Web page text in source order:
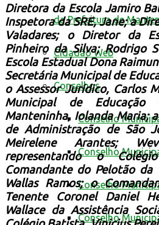
da Prefeitura de
Cidadão Web
Conselhos
Conselho
Conselho
Conselho
Conselho
Diretora da Escola Jamiro
Inspetora da SRE, Jane; a
Valadares; o Diretor da
Pinheiro da Silva; Rodrigo
Escola Estadual Dona
Secretária Municipal de
o Assessor Jurídico, Carlos
Municipal de
Manteninha, Iolanda Maria;
de Administração de São
Meirelene Arantes;
representando o
Comandante do Pelotão da
Wallas Ramos; o
Tenente Coronel Daniel
Wallace da Assistência